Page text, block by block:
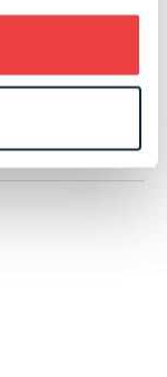
tot
in Noord-
op
Masters-